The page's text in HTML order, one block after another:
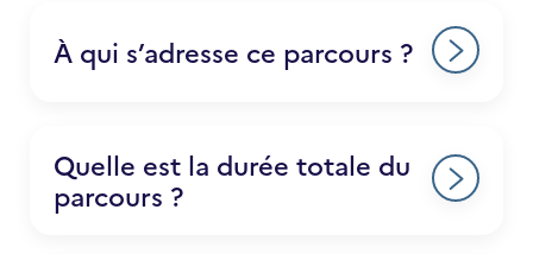
À qui s’adresse ce parcours ?
Quelle est la durée totale du
parcours ?